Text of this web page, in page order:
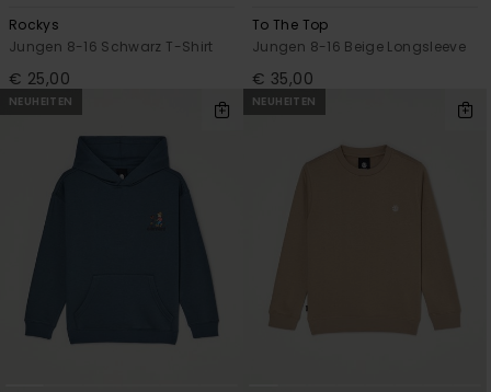
Rockys
Jungen 8-16 Schwarz T-Shirt
€ 25,00
To The Top
Jungen 8-16 Beige Longsleeve
€ 35,00
NEUHEITEN NEUHEITEN